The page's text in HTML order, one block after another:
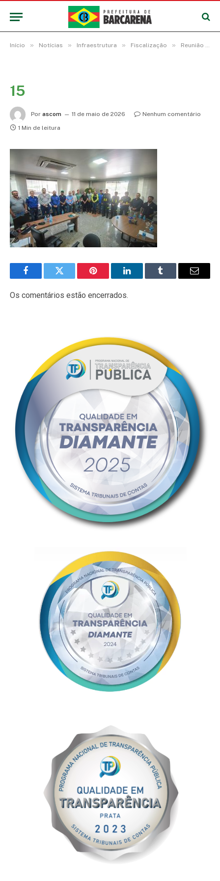
Início » Notícias » Infraestrutura » Fiscalização » Reunião discute novas regras para acabar com irregularidades do trânsito de carretas na região do trevo da Alça Viária durante a safra da soja
15
Por ascom 11 de maio de 2026
Nenhum comentário
1 Min de leitura
FacebookTwitter Pinterest LinkedInTumblr
E-
Os comentários estão encerrados.